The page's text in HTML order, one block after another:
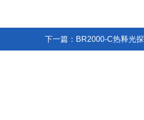
下一篇： BR2000-C热释光